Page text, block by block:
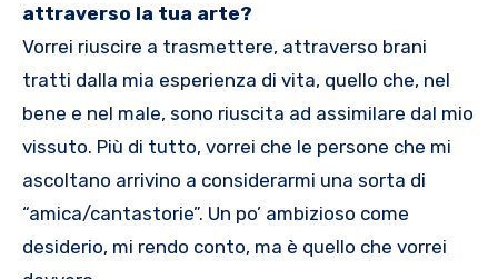
attraverso la tua arte?
Vorrei riuscire a trasmettere, attraverso brani
tratti dalla mia esperienza di vita, quello che, nel
bene e nel male, sono riuscita ad assimilare dal mio
vissuto. Più di tutto, vorrei che le persone che mi
ascoltano arrivino a considerarmi una sorta di
“amica/cantastorie”. Un po’ ambizioso come
desiderio, mi rendo conto, ma è quello che vorrei